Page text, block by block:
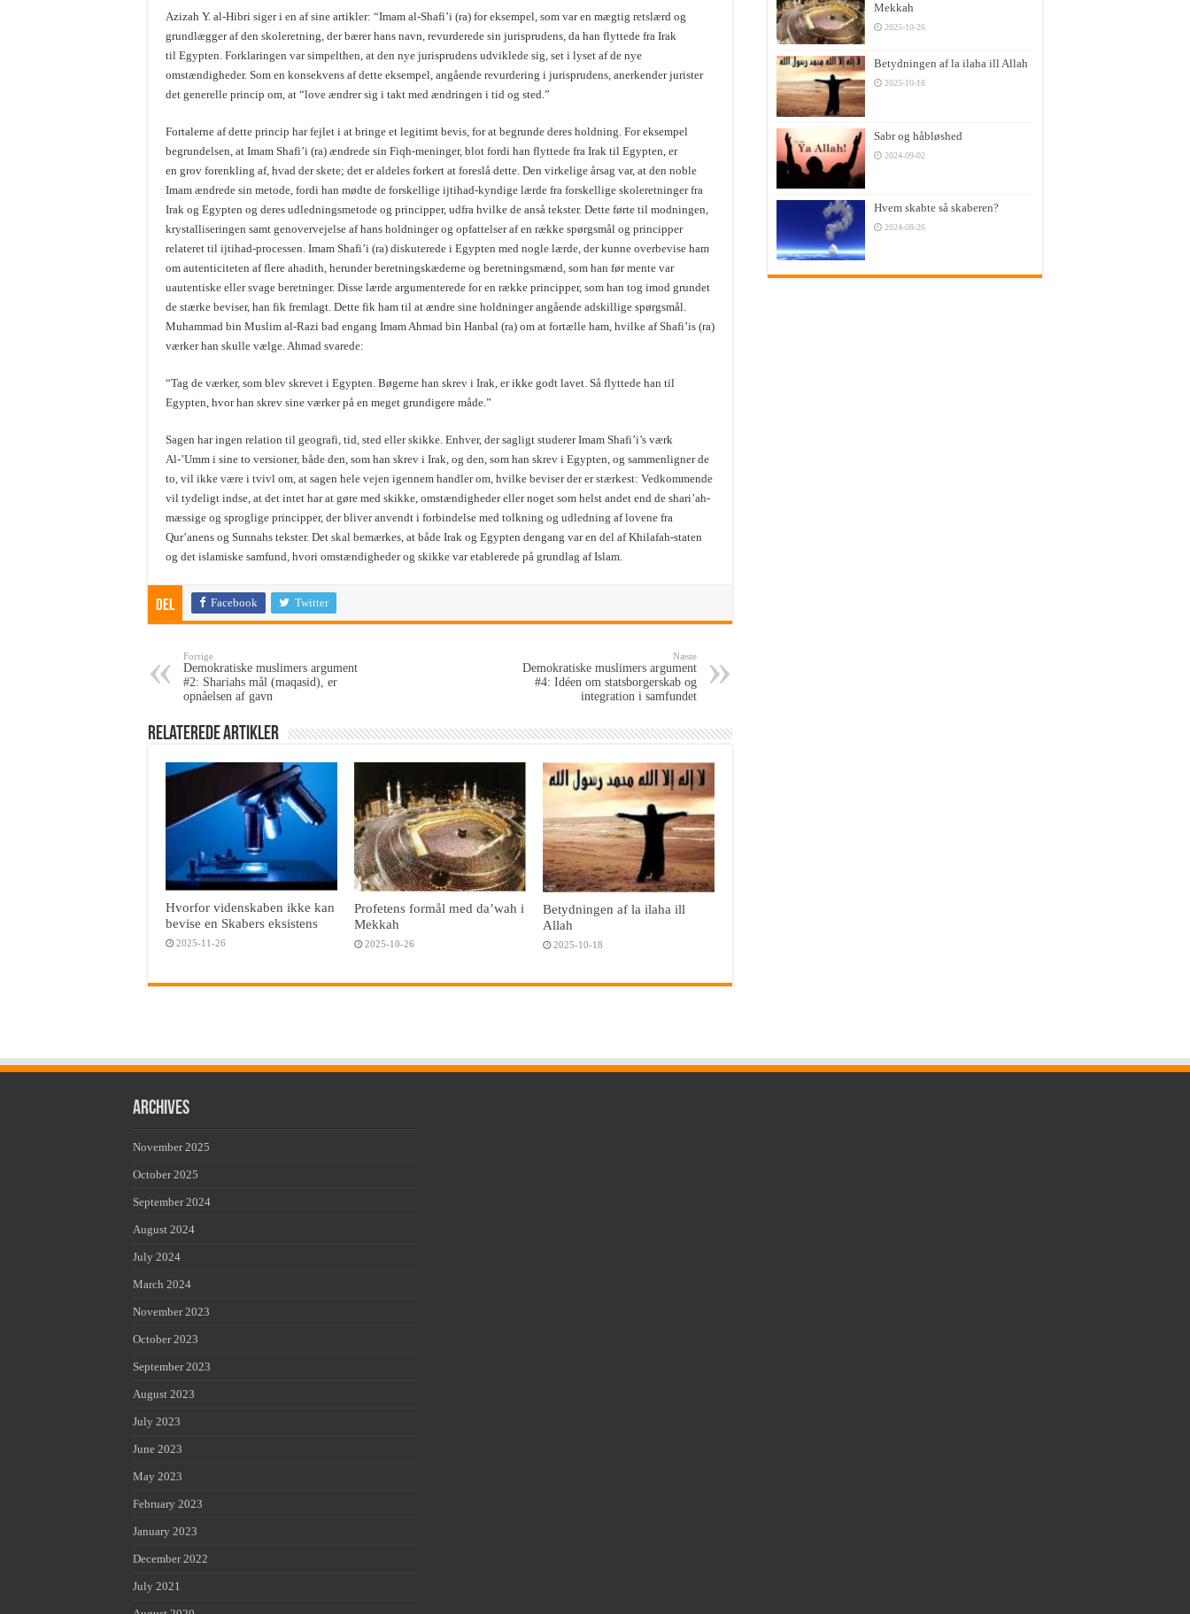
Azizah Y. al-Hibri siger i en af sine artikler: “Imam al-Shafi’i (ra) for eksempel, som var en mægtig retslærd og
grundlægger af den skoleretning, der bærer hans navn, revurderede sin jurisprudens, da han flyttede fra Irak
til Egypten. Forklaringen var simpelthen, at den nye jurisprudens udviklede sig, set i lyset af de nye
omstændigheder. Som en konsekvens af dette eksempel, angående revurdering i jurisprudens, anerkender jurister
det generelle princip om, at “love ændrer sig i takt med ændringen i tid og sted.”
Fortalerne af dette princip har fejlet i at bringe et legitimt bevis, for at begrunde deres holdning. For eksempel
begrundelsen, at Imam Shafi’i (ra) ændrede sin Fiqh-meninger, blot fordi han flyttede fra Irak til Egypten, er
en grov forenkling af, hvad der skete; det er aldeles forkert at foreslå dette. Den virkelige årsag var, at den noble
Imam ændrede sin metode, fordi han mødte de forskellige ijtihad-kyndige lærde fra forskellige skoleretninger fra
Irak og Egypten og deres udledningsmetode og principper, udfra hvilke de anså tekster. Dette førte til modningen,
krystalliseringen samt genovervejelse af hans holdninger og opfattelser af en række spørgsmål og principper
relateret til ijtihad-processen. Imam Shafi’i (ra) diskuterede i Egypten med nogle lærde, der kunne overbevise ham
om autenticiteten af flere ahadith, herunder beretningskæderne og beretningsmænd, som han før mente var
uautentiske eller svage beretninger. Disse lærde argumenterede for en række principper, som han tog imod grundet
de stærke beviser, han fik fremlagt. Dette fik ham til at ændre sine holdninger angående adskillige spørgsmål.
Muhammad bin Muslim al-Razi bad engang Imam Ahmad bin Hanbal (ra) om at fortælle ham, hvilke af Shafi’is (ra)
værker han skulle vælge. Ahmad svarede:
“Tag de værker, som blev skrevet i Egypten. Bøgerne han skrev i Irak, er ikke godt lavet. Så flyttede han til
Egypten, hvor han skrev sine værker på en meget grundigere måde.”
Sagen har ingen relation til geografi, tid, sted eller skikke. Enhver, der sagligt studerer Imam Shafi’i’s værk
Al-’Umm i sine to versioner, både den, som han skrev i Irak, og den, som han skrev i Egypten, og sammenligner de
to, vil ikke være i tvivl om, at sagen hele vejen igennem handler om, hvilke beviser der er stærkest: Vedkommende
vil tydeligt indse, at det intet har at gøre med skikke, omstændigheder eller noget som helst andet end de shari’ah-
mæssige og sproglige principper, der bliver anvendt i forbindelse med tolkning og udledning af lovene fra
Qur’anens og Sunnahs tekster. Det skal bemærkes, at både Irak og Egypten dengang var en del af Khilafah-staten
og det islamiske samfund, hvori omstændigheder og skikke var etablerede på grundlag af Islam.
Del Facebook Twitter
Forrige
Demokratiske muslimers argument
#2: Shariahs mål (maqasid), er
opnåelsen af gavn
Næste
Demokratiske muslimers argument
#4: Idéen om statsborgerskab og
integration i samfundet
Relaterede Artikler
Hvorfor videnskaben ikke kan
bevise en Skabers eksistens
2025-11-26
Profetens formål med da’wah i
Mekkah
2025-10-26
Betydningen af la ilaha ill
Allah
2025-10-18
Mekkah
2025-10-26
Betydningen af la ilaha ill Allah
2025-10-18
Sabr og håbløshed
2024-09-02
Hvem skabte så skaberen?
2024-08-26
Archives
November 2025
October 2025
September 2024
August 2024
July 2024
March 2024
November 2023
October 2023
September 2023
August 2023
July 2023
June 2023
May 2023
February 2023
January 2023
December 2022
July 2021